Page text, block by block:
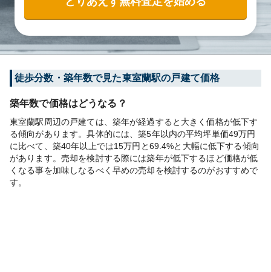
徒歩分数・築年数で見た東室蘭駅の戸建て価格
築年数で価格はどうなる？
東室蘭駅周辺の戸建ては、築年が経過すると大きく価格が低下す
る傾向があります。具体的には、築5年以内の平均坪単価49万円
に比べて、築40年以上では15万円と69.4%と大幅に低下する傾向
があります。売却を検討する際には築年が低下するほど価格が低
くなる事を加味しなるべく早めの売却を検討するのがおすすめで
す。